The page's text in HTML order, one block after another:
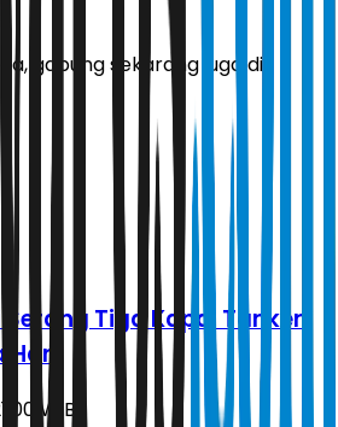
gabung sekarang juga di
Tiga Kapal Tanker
WIB